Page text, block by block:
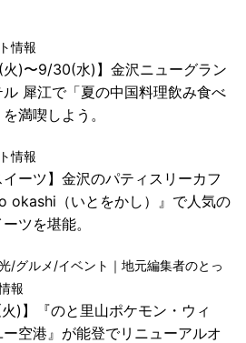
情報
火)〜9/30(水)】金沢ニューグラン
ル 犀江で「夏の中国料理飲み食べ
満喫しよう。
情報
イーツ】金沢のパティスリーカフ
okashi（いとをかし）』で人気の
ツを堪能。
/グルメ/イベント｜地元編集者のとっ
報
火)】『のと里山ポケモン・ウィ
ー空港』が能登でリニューアルオ